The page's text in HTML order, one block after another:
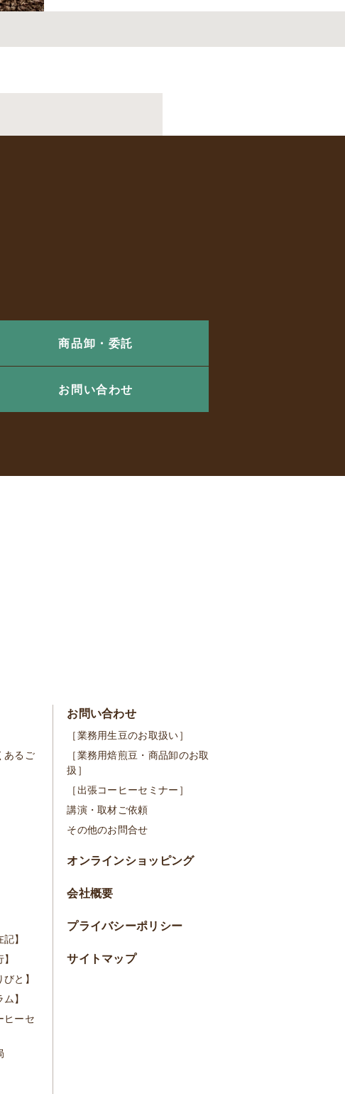
商品卸・委託
お問い合わせ
あるご
】
と】
】
ヒーセ
お問い合わせ
［業務用生豆のお取扱い］
［業務用焙煎豆・商品卸のお取
扱］
［出張コーヒーセミナー］
講演・取材ご依頼
その他のお問合せ
オンラインショッピング
会社概要
プライバシーポリシー
サイトマップ